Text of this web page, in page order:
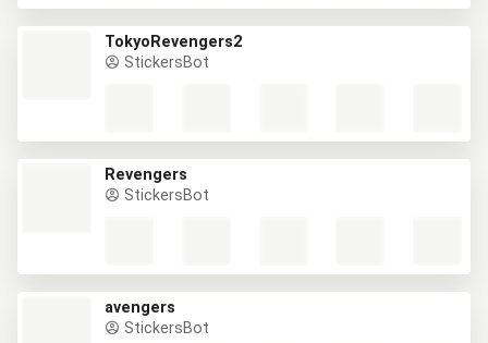
TokyoRevengers2
StickersBot
Revengers
StickersBot
avengers
StickersBot